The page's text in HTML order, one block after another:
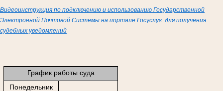
Видеоинструкция по подключению и использованию Государственной
Электронной Почтовой Системы на портале Госуслуг для получения
судебных уведомлений
График работы суда
Понедельник